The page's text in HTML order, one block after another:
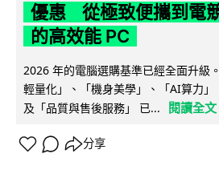
優惠 從極致便攜到電
的高效能 PC
2026 年的電腦選購基準已經全面升級
輕量化」、「機身美學」、「AI算力
及「品質與售後服務」 已...
閱讀全文
分享